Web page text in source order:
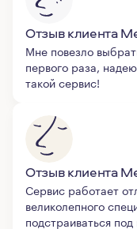
Отзыв клиента
Мне повезло
первого раза,
такой сервис!
Отзыв клиента
Сервис работает
великолепного
подстраиваться